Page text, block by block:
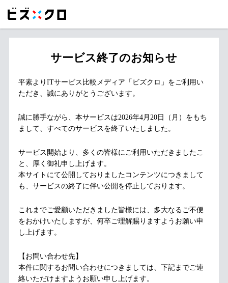
サービス終了のお知らせ
平素よりITサービス比較メディア「ビズクロ」をご利用い
ただき、誠にありがとうございます。
誠に勝手ながら、本サービスは2026年4月20日（月）をもち
まして、すべてのサービスを終了いたしました。
サービス開始より、多くの皆様にご利用いただきましたこ
と、厚く御礼申し上げます。
本サイトにて公開しておりましたコンテンツにつきまして
も、サービスの終了に伴い公開を停止しております。
これまでご愛顧いただきました皆様には、多大なるご不便
をおかけいたしますが、何卒ご理解賜りますようお願い申
し上げます。
【お問い合わせ先】
本件に関するお問い合わせにつきましては、下記までご連
絡いただけますようお願い申し上げます。